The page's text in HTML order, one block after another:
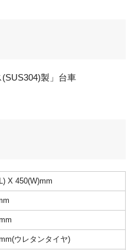
製」台車
X 450(W)mm
ウレタンタイヤ)